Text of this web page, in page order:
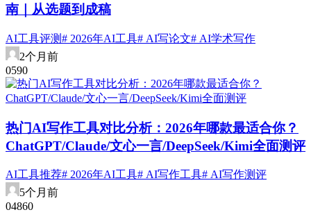
南｜从选题到成稿
AI工具评测# 2026年AI工具# AI写论文# AI学术写作
2个月前
0590
热门AI写作工具对比分析：2026年哪款最适合你？
ChatGPT/Claude/文心一言/DeepSeek/Kimi全面测评
AI工具推荐# 2026年AI工具# AI写作工具# AI写作测评
5个月前
04860